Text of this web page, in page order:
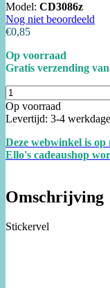
Model: CD3086z
Nog niet beoordeeld
€0,85
Op voorraad
Gratis verzending
Op voorraad
Levertijd: 3-4
Deze webwinkel is
Ello's cadeaushop
Omschrijving
Stickervel